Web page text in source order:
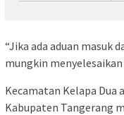
“Jika ada aduan masuk
mungkin
Kecamatan Kelapa Dua
Kabupaten Tangerang